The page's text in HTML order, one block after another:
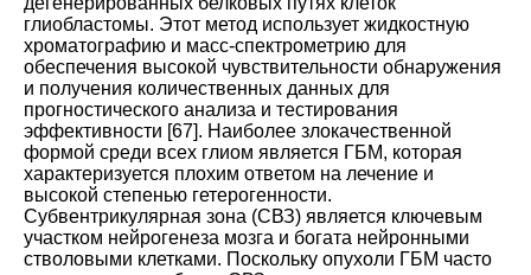
глиобластомы. Этот метод использует жидкостную
хроматографию и масс-спектрометрию для
обеспечения высокой чувствительности обнаружения
и получения количественных данных для
прогностического анализа и тестирования
эффективности [67]. Наиболее злокачественной
формой среди всех глиом является ГБМ, которая
характеризуется плохим ответом на лечение и
высокой степенью гетерогенности.
Субвентрикулярная зона (СВЗ) является ключевым
участком нейрогенеза мозга и богата нейронными
стволовыми клетками. Поскольку опухоли ГБМ часто